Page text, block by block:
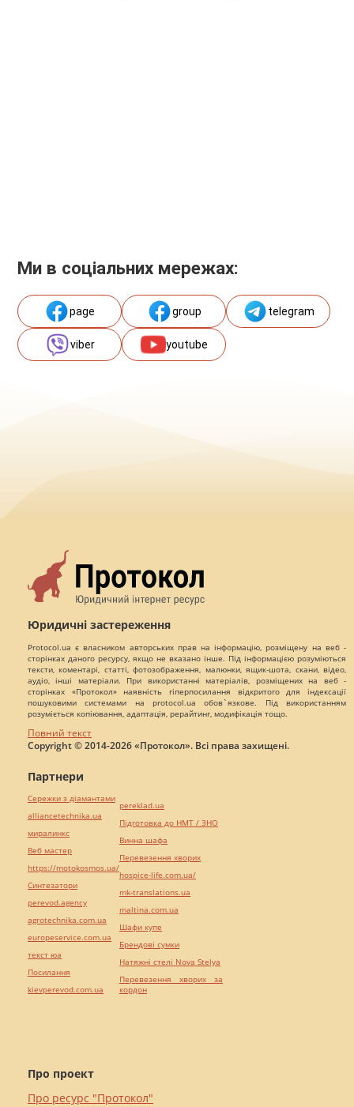
Ми в соціальних мережах:
page group telegram
viber youtube
Юридичні застереження
Protocol.ua є власником авторських прав на інформацію, розміщену на веб -
сторінках даного ресурсу, якщо не вказано інше. Під інформацією розуміються
тексти, коментарі, статті, фотозображення, малюнки, ящик-шота, скани, відео,
аудіо, інші матеріали. При використанні матеріалів, розміщених на веб -
сторінках «Протокол» наявність гіперпосилання відкритого для індексації
пошуковими системами на protocol.ua обов`язкове. Під використанням
розуміється копіювання, адаптація, рерайтинг, модифікація тощо.
Повний текст
Copyright © 2014-2026 «Протокол». Всі права захищені.
Про проект
Про ресурс "Протокол"
Партнери
Сережки з діамантами
alliancetechnika.ua
миралинкс
Веб мастер
https://motokosmos.ua/
Синтезатори
perevod.agency
agrotechnika.com.ua
europeservice.com.ua
текст юа
Посилання
kievperevod.com.ua
pereklad.ua
Підготовка до НМТ / ЗНО
Винна шафа
Перевезення хворих
hospice-life.com.ua/
mk-translations.ua
maltina.com.ua
Шафи купе
Брендові сумки
Натяжні стелі Nova Stelya
Перевезення хворих за
кордон